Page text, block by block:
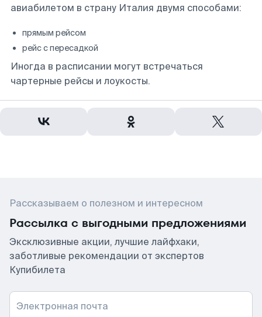
авиабилетом в страну Италия двумя способами:
прямым рейсом
рейс с пересадкой
Иногда в расписании могут встречаться
чартерные рейсы и лоукосты.
Рассказываем о полезном и интересном
Рассылка с выгодными предложениями
Эксклюзивные акции, лучшие лайфхаки,
заботливые рекомендации от экспертов
Купибилета
Электронная почта